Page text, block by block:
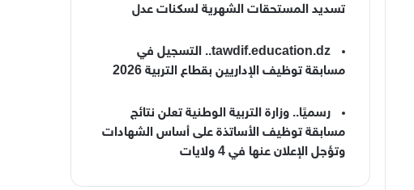
تسديد المستحقات الشهرية لسكنات عدل
tawdif.education.dz.. التسجيل في
مسابقة توظيف الإداريين بقطاع التربية 2026
رسميًا.. وزارة التربية الوطنية تعلن نتائج
مسابقة توظيف الأساتذة على أساس الشهادات
وتؤجل الإعلان عنها في 4 ولايات